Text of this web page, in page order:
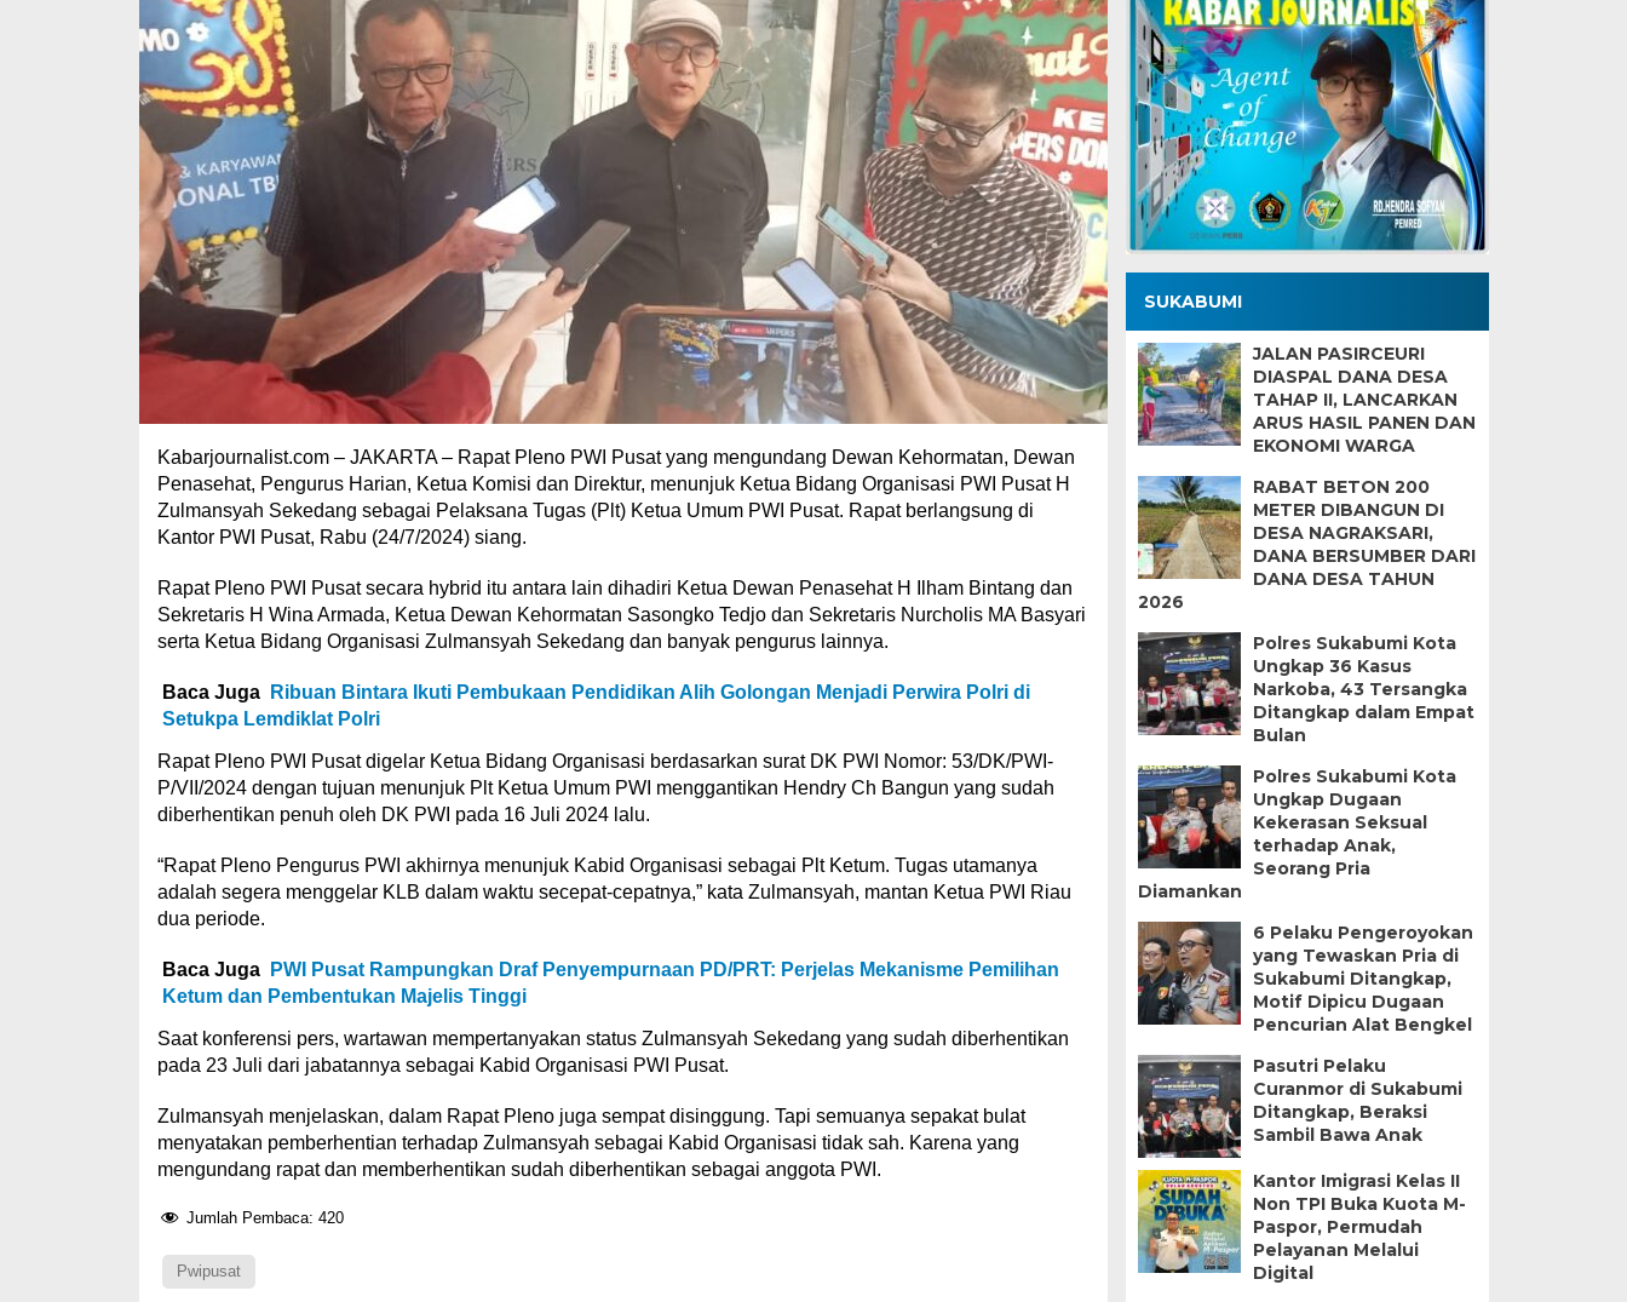
Kabarjournalist.com – JAKARTA – Rapat Pleno PWI Pusat yang mengundang Dewan Kehormatan, Dewan
Penasehat, Pengurus Harian, Ketua Komisi dan Direktur, menunjuk Ketua Bidang Organisasi PWI Pusat H
Zulmansyah Sekedang sebagai Pelaksana Tugas (Plt) Ketua Umum PWI Pusat. Rapat berlangsung di
Kantor PWI Pusat, Rabu (24/7/2024) siang.
Rapat Pleno PWI Pusat secara hybrid itu antara lain dihadiri Ketua Dewan Penasehat H Ilham Bintang dan
Sekretaris H Wina Armada, Ketua Dewan Kehormatan Sasongko Tedjo dan Sekretaris Nurcholis MA Basyari
serta Ketua Bidang Organisasi Zulmansyah Sekedang dan banyak pengurus lainnya.
Baca Juga
Ribuan Bintara Ikuti Pembukaan Pendidikan Alih Golongan Menjadi Perwira Polri di
Setukpa Lemdiklat Polri
Rapat Pleno PWI Pusat digelar Ketua Bidang Organisasi berdasarkan surat DK PWI Nomor: 53/DK/PWI-
P/VII/2024 dengan tujuan menunjuk Plt Ketua Umum PWI menggantikan Hendry Ch Bangun yang sudah
diberhentikan penuh oleh DK PWI pada 16 Juli 2024 lalu.
“Rapat Pleno Pengurus PWI akhirnya menunjuk Kabid Organisasi sebagai Plt Ketum. Tugas utamanya
adalah segera menggelar KLB dalam waktu secepat-cepatnya,” kata Zulmansyah, mantan Ketua PWI Riau
dua periode.
Baca Juga
PWI Pusat Rampungkan Draf Penyempurnaan PD/PRT: Perjelas Mekanisme Pemilihan
Ketum dan Pembentukan Majelis Tinggi
Saat konferensi pers, wartawan mempertanyakan status Zulmansyah Sekedang yang sudah diberhentikan
pada 23 Juli dari jabatannya sebagai Kabid Organisasi PWI Pusat.
Zulmansyah menjelaskan, dalam Rapat Pleno juga sempat disinggung. Tapi semuanya sepakat bulat
menyatakan pemberhentian terhadap Zulmansyah sebagai Kabid Organisasi tidak sah. Karena yang
mengundang rapat dan memberhentikan sudah diberhentikan sebagai anggota PWI.
Jumlah Pembaca: 420
Pwipusat
SUKABUMI
JALAN PASIRCEURI
DIASPAL DANA DESA
TAHAP II, LANCARKAN
ARUS HASIL PANEN DAN
EKONOMI WARGA
RABAT BETON 200
METER DIBANGUN DI
DESA NAGRAKSARI,
DANA BERSUMBER DARI
DANA DESA TAHUN
2026
Polres Sukabumi Kota
Ungkap 36 Kasus
Narkoba, 43 Tersangka
Ditangkap dalam Empat
Bulan
Polres Sukabumi Kota
Ungkap Dugaan
Kekerasan Seksual
terhadap Anak,
Seorang Pria
Diamankan
6 Pelaku Pengeroyokan
yang Tewaskan Pria di
Sukabumi Ditangkap,
Motif Dipicu Dugaan
Pencurian Alat Bengkel
Pasutri Pelaku
Curanmor di Sukabumi
Ditangkap, Beraksi
Sambil Bawa Anak
Kantor Imigrasi Kelas II
Non TPI Buka Kuota M-
Paspor, Permudah
Pelayanan Melalui
Digital